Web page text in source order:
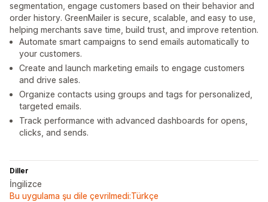
segmentation, engage customers based on their behavior and
order history. GreenMailer is secure, scalable, and easy to use,
helping merchants save time, build trust, and improve retention.
Automate smart campaigns to send emails automatically to
your customers.
Create and launch marketing emails to engage customers
and drive sales.
Organize contacts using groups and tags for personalized,
targeted emails.
Track performance with advanced dashboards for opens,
clicks, and sends.
Diller
İngilizce
Bu uygulama şu dile çevrilmedi:Türkçe